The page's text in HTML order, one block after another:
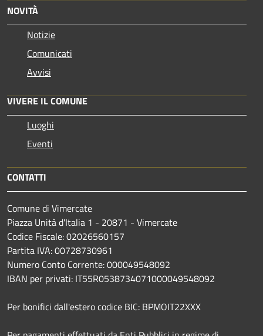
NOVITÀ
Notizie
Comunicati
Avvisi
VIVERE IL COMUNE
Luoghi
Eventi
CONTATTI
Comune di Vimercate
Piazza Unità d'Italia 1 - 20871 - Vimercate
Codice Fiscale: 02026560157
Partita IVA: 00728730961
Numero Conto Corrente: 000049548092
IBAN per privati: IT55R0538734071000049548092
Per bonifici dall'estero codice BIC: BPMOIT22XXX